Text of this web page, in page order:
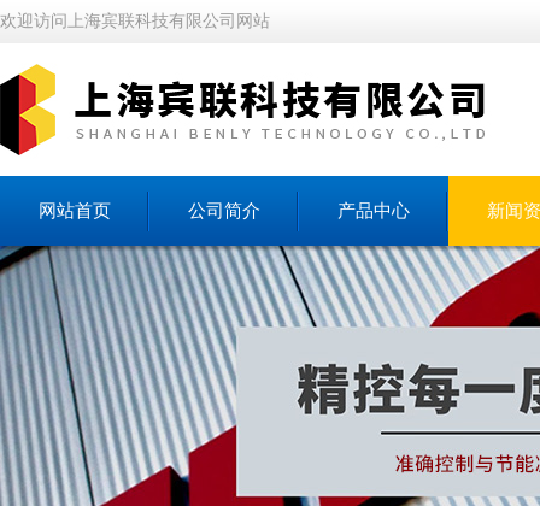
欢迎访问上海宾联科技有限公司网站
网站首页 公司简介 产品中心 新闻